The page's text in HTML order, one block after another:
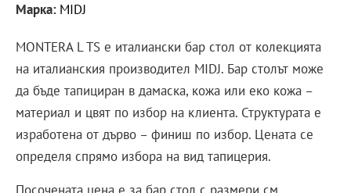
Марка: MIDJ
MONTERA L TS е италиански бар стол от колекцията
на италианския производител MIDJ. Бар столът може
да бъде тапициран в дамаска, кожа или еко кожа –
материал и цвят по избор на клиента. Структурата е
изработена от дърво – финиш по избор. Цената се
определя спрямо избора на вид тапицерия.